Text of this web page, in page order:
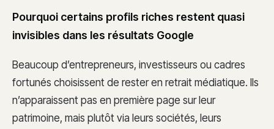
Pourquoi certains profils riches restent quasi
invisibles dans les résultats Google
Beaucoup d’entrepreneurs, investisseurs ou cadres
fortunés choisissent de rester en retrait médiatique. Ils
n’apparaissent pas en première page sur leur
patrimoine, mais plutôt via leurs sociétés, leurs